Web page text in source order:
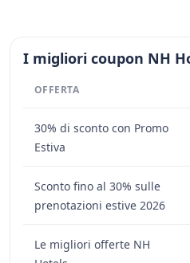
I migliori coupon NH
OFFERTA
30% di sconto con Promo
Estiva
Sconto fino al 30% sulle
prenotazioni estive 2026
Le migliori offerte NH